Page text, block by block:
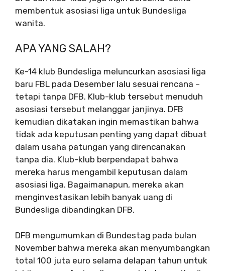
membentuk asosiasi liga untuk Bundesliga
wanita.
APA YANG SALAH?
Ke-14 klub Bundesliga meluncurkan asosiasi liga
baru FBL pada Desember lalu sesuai rencana –
tetapi tanpa DFB. Klub-klub tersebut menuduh
asosiasi tersebut melanggar janjinya. DFB
kemudian dikatakan ingin memastikan bahwa
tidak ada keputusan penting yang dapat dibuat
dalam usaha patungan yang direncanakan
tanpa dia. Klub-klub berpendapat bahwa
mereka harus mengambil keputusan dalam
asosiasi liga. Bagaimanapun, mereka akan
menginvestasikan lebih banyak uang di
Bundesliga dibandingkan DFB.
DFB mengumumkan di Bundestag pada bulan
November bahwa mereka akan menyumbangkan
total 100 juta euro selama delapan tahun untuk